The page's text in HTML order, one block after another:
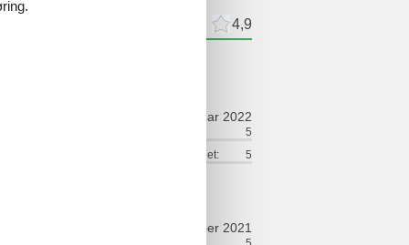
4,9
januar 2022
5
Tjenester på stedet:
5
november 2021